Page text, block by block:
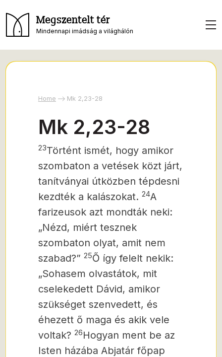
Megszentelt tér
Mindennapi imádság a világhálón
Home Mk 2,23-28
Mk 2,23-28
23Történt ismét, hogy amikor
szombaton a vetések közt járt,
tanítványai útközben tépdesni
kezdték a kalászokat. 24A
farizeusok azt mondták neki:
„Nézd, miért tesznek
szombaton olyat, amit nem
szabad?” 25Ő így felelt nekik:
„Sohasem olvastátok, mit
cselekedett Dávid, amikor
szükséget szenvedett, és
éhezett ő maga és akik vele
voltak? 26Hogyan ment be az
Isten házába Abjatár főpap